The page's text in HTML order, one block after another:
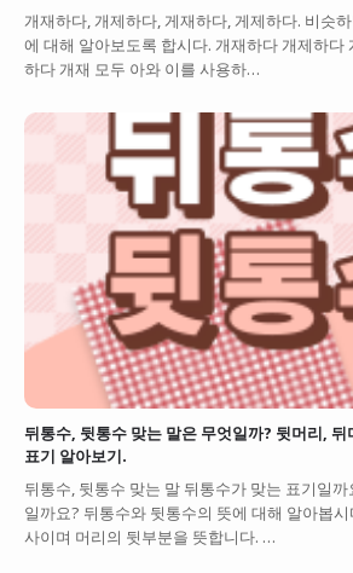
개재하다, 개제하다, 게재하다, 게제하다. 비슷
에 대해 알아보도록 합시다. 개재하다 개제하다
하다 개재 모두 아와 이를 사용하…
뒤통수, 뒷통수 맞는 말은 무엇일까? 뒷머리,
표기 알아보기.
뒤통수, 뒷통수 맞는 말 뒤통수가 맞는 표기일
일까요? 뒤통수와 뒷통수의 뜻에 대해 알아봅
사이며 머리의 뒷부분을 뜻합니다. …